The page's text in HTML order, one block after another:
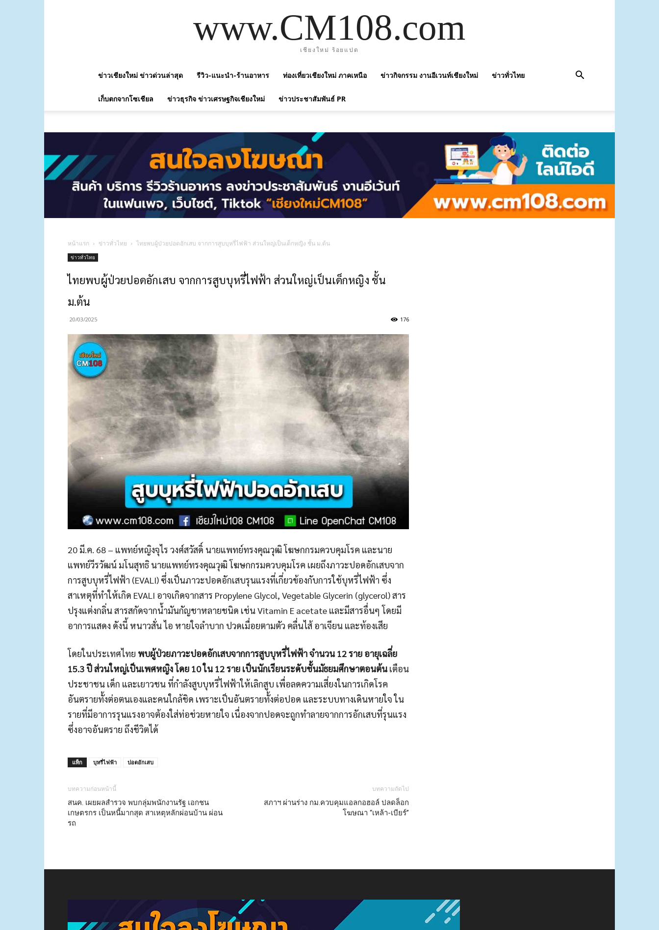
www.CM108.com
เชียงใหม่ ร้อยแปด
ข่าวเชียงใหม่ ข่าวด่วนล่าสุด รีวิว-แนะนำ-ร้านอาหาร ท่องเที่ยวเชียงใหม่ ภาคเหนือ ข่าวกิจกรรม งานอีเวนท์เชียงใหม่ ข่าวทั่วไทย
เก็บตกจากโซเชียล ข่าวธุรกิจ ข่าวเศรษฐกิจเชียงใหม่ ข่าวประชาสัมพันธ์ PR
หน้าแรก ข่าวทั่วไทย ไทยพบผู้ป่วยปอดอักเสบ จากการสูบบุหรี่ไฟฟ้า ส่วนใหญ่เป็นเด็กหญิง ชั้น ม.ต้น
ข่าวทั่วไทย
ไทยพบผู้ป่วยปอดอักเสบ จากการสูบบุหรี่ไฟฟ้า ส่วนใหญ่เป็นเด็กหญิง ชั้น
ม.ต้น
20/03/2025 176
20 มี.ค. 68 – แพทย์หญิงจุไร วงศ์สวัสดิ์ นายแพทย์ทรงคุณวุฒิ โฆษกกรมควบคุมโรค และนาย
แพทย์วีรวัฒน์ มโนสุทธิ นายแพทย์ทรงคุณวุฒิ โฆษกกรมควบคุมโรค เผยถึงภาวะปอดอักเสบจาก
การสูบบุหรี่ไฟฟ้า (EVALI) ซึ่งเป็นภาวะปอดอักเสบรุนแรงที่เกี่ยวข้องกับการใช้บุหรี่ไฟฟ้า ซึ่ง
สาเหตุที่ทำให้เกิด EVALI อาจเกิดจากสาร Propylene Glycol, Vegetable Glycerin (glycerol) สาร
ปรุงแต่งกลิ่น สารสกัดจากน้ำมันกัญชาหลายชนิด เช่น Vitamin E acetate และมีสารอื่นๆ โดยมี
อาการแสดง ดังนี้ หนาวสั่น ไอ หายใจลำบาก ปวดเมื่อยตามตัว คลื่นไส้ อาเจียน และท้องเสีย
โดยในประเทศไทย พบผู้ป่วยภาวะปอดอักเสบจากการสูบบุหรี่ไฟฟ้า จำนวน 12 ราย อายุเฉลี่ย
15.3 ปี ส่วนใหญ่เป็นเพศหญิง โดย 10 ใน 12 ราย เป็นนักเรียนระดับชั้นมัธยมศึกษาตอนต้นเตือน
ประชาชน เด็ก และเยาวชน ที่กำลังสูบบุหรี่ไฟฟ้าให้เลิกสูบ เพื่อลดความเสี่ยงในการเกิดโรค
อันตรายทั้งต่อตนเองและคนใกล้ชิด เพราะเป็นอันตรายทั้งต่อปอด และระบบทางเดินหายใจ ใน
รายที่มีอาการรุนแรงอาจต้องใส่ท่อช่วยหายใจ เนื่องจากปอดจะถูกทำลายจากการอักเสบที่รุนแรง
ซึ่งอาจอันตราย ถึงชีวิตได้
แท็ก บุหรี่ไฟฟ้า ปอดอักเสบ
บทความก่อนหน้านี้
สนค. เผยผลสำรวจ พบกลุ่มพนักงานรัฐ เอกชน
เกษตรกร เป็นหนี้มากสุด สาเหตุหลักผ่อนบ้าน ผ่อน
รถ
บทความถัดไป
สภาฯ ผ่านร่าง กม.ควบคุมแอลกอฮอล์ ปลดล็อก
โฆษณา “เหล้า-เบียร์”